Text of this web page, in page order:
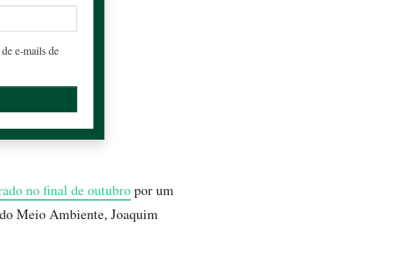
e-mails de
no final de outubropor um
Meio Ambiente, Joaquim